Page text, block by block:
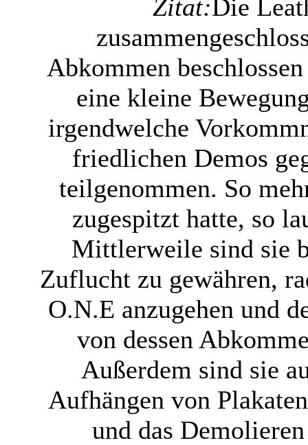
Zitat:Die
Abkommen
eine kleine
irgendwelche
friedlichen Demos
teilgenommen. So
zugespitzt hatte, so
Mittlerweile sind sie
Zuflucht zu gewähren,
O.N.E anzugehen und
von dessen
Außerdem sind sie
Aufhängen von
und das